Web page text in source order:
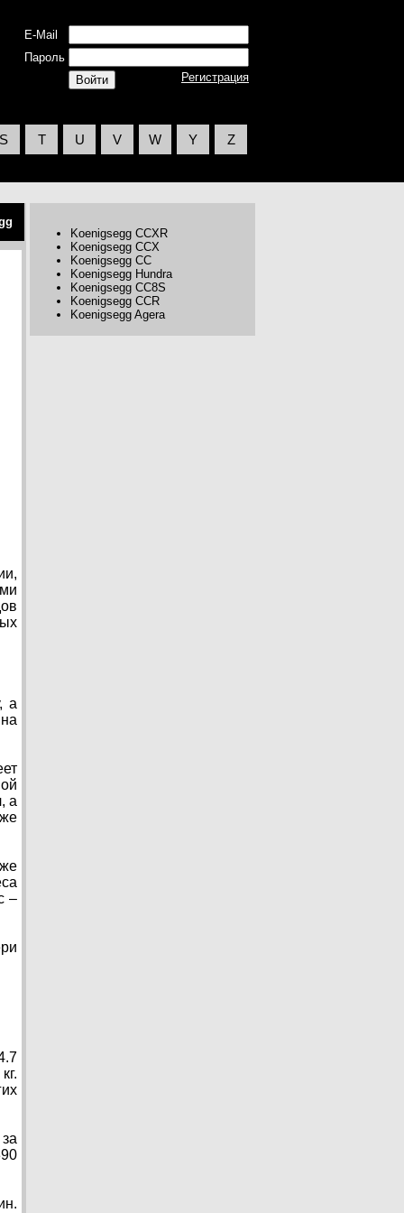
E-Mail
Пароль
Регистрация
S T U V W Y Z
а
а
–
Koenigsegg CCXR
Koenigsegg CCX
Koenigsegg CC
Koenigsegg Hundra
Koenigsegg CC8S
Koenigsegg CCR
Koenigsegg Agera